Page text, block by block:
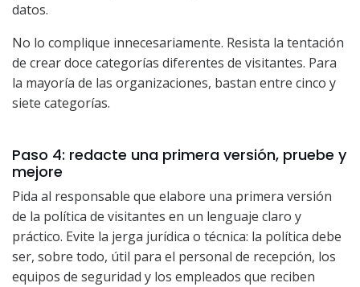
datos.
No lo complique innecesariamente. Resista la tentación
de crear doce categorías diferentes de visitantes. Para
la mayoría de las organizaciones, bastan entre cinco y
siete categorías.
Paso 4: redacte una primera versión, pruebe y
mejore
Pida al responsable que elabore una primera versión
de la política de visitantes en un lenguaje claro y
práctico. Evite la jerga jurídica o técnica: la política debe
ser, sobre todo, útil para el personal de recepción, los
equipos de seguridad y los empleados que reciben